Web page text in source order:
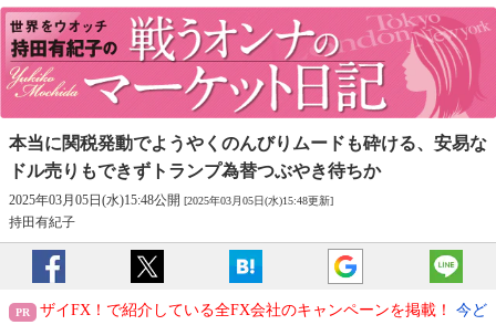
本当に関税発動でようやくのんびりムードも砕ける、 安易な
ドル売りもできずトランプ為替つぶやき待ちか
2025年03月05日(水)15:48公開 [2025年03月05日(水)15:48更新]
持田有紀子
ザイFX！で紹介している全FX会社のキャンペーンを掲載！
今ど